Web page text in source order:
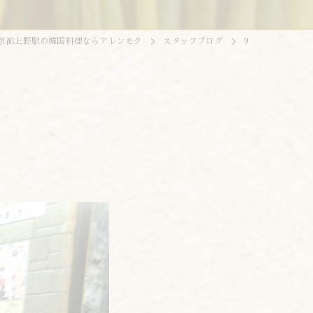
都上野駅の韓国料理ならアレンモク スタッフブログ 9